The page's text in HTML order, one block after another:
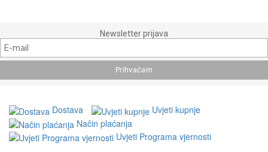
Newsletter prijava
Dostava
Uvjeti kupnje
Način plaćanja
Uvjeti Programa vjernosti